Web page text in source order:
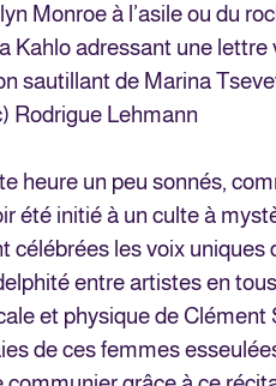
Monroe à l’asile ou du
Kahlo adressant une lettre
sautillant de Marina
Rodrigue Lehmann
heure un peu sonnés,
été initié à un culte à
célébrées les voix uniques
entre artistes en
et physique de
de ces femmes